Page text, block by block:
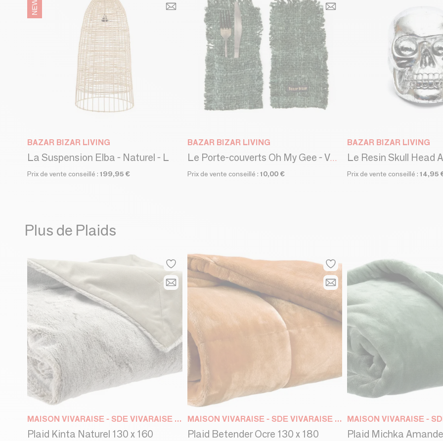
BAZAR BIZAR LIVING
La Suspension Elba - Naturel - L
Prix de vente conseillé : 199,95 €
BAZAR BIZAR LIVING
Le Porte-couverts Oh My Gee - Vert Forêt_40
Prix de vente conseillé : 10,00 €
BAZAR BIZAR LIVING
Le Resin Skull Head
Prix de vente conseillé : 14,95
Plus de Plaids
MAISON VIVARAISE - SDE VIVARAISE WINKLER
Plaid Kinta Naturel 130 x 160
MAISON VIVARAISE - SDE VIVARAISE WINKLER
Plaid Betender Ocre 130 x 180 Plaid Michka